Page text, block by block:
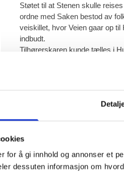
for å gi innhold og annonser et
dessuten informasjon om
Støtet til at Stenen skulle
ordne med Saken bestod av
veiskillet, hvor Veien gaar op
indbudt.
Tilhørerskaren kunde tælles i
Om kvelden holdtes en festlig
lærerne i bygden. Saaledes
Neerland.
Paa festen var en mængde
1.Ola Sagen, født paa